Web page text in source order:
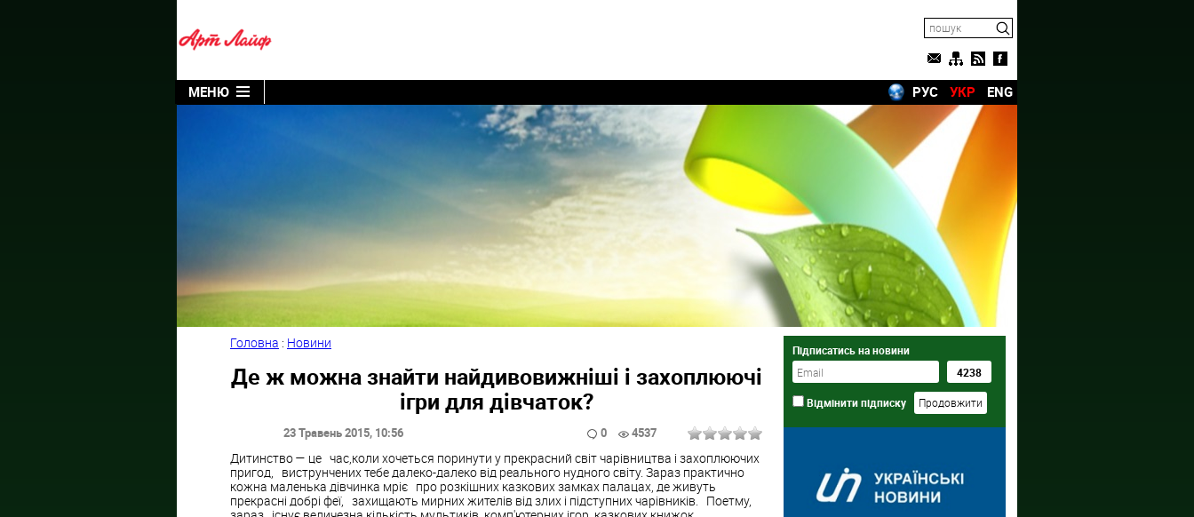
МЕНЮ РУС УКР ENG
Головна : Новини
Де ж можна знайти найдивовижніші і захоплюючі
ігри для дівчаток?
23 Травень 2015, 10:56 0 4537
Дитинство — це час,коли хочеться поринути у прекрасний світ чарівництва і захоплюючих
пригод, виструнчених тебе далеко-далеко від реального нудного світу. Зараз практично
кожна маленька дівчинка мріє про розкішних казкових замках палацах, де живуть
прекрасні добрі феї, захищають мирних жителів від злих і підступних чарівників. Поетму,
Підписатись на новини
Відмінити підписку